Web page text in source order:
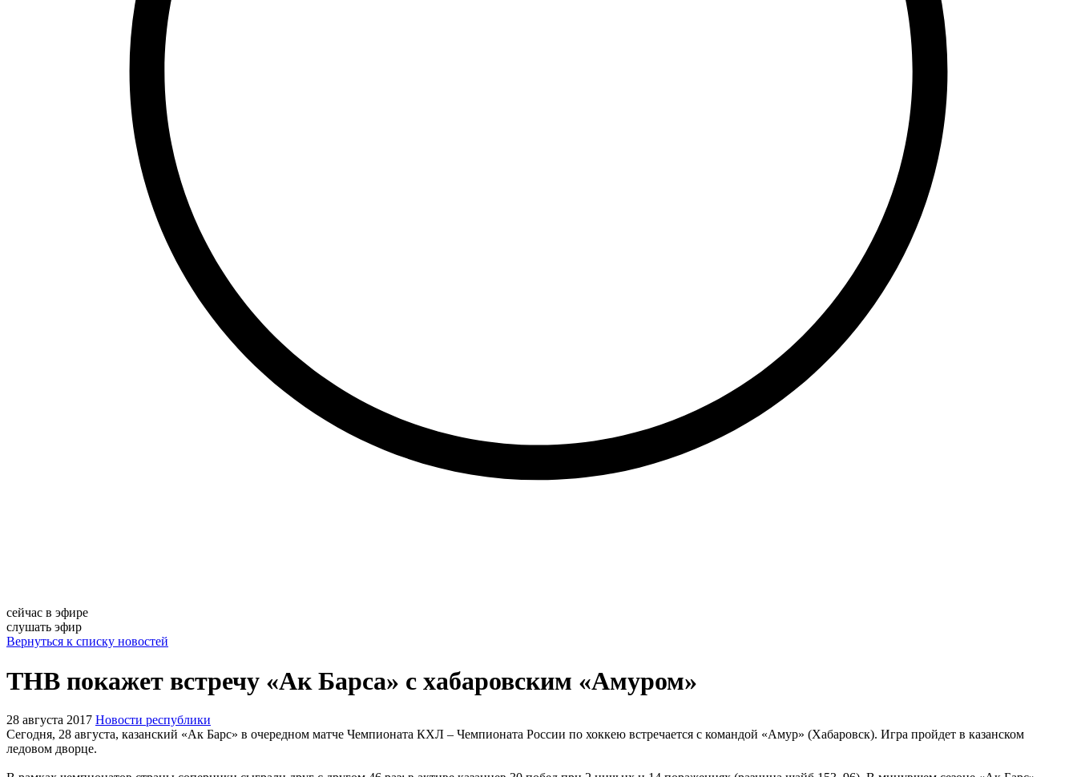
сейчас в эфире
слушать эфир
Вернуться к списку новостей
ТНВ покажет встречу «Ак Барса» с хабаровским «Амуром»
28 августа 2017 Новости республики
Сегодня, 28 августа, казанский «Ак Барс» в очередном матче Чемпионата КХЛ – Чемпионата России по хоккею встречается с командой «Амур» (Хабаровск). Игра пройдет в казанском
ледовом дворце.